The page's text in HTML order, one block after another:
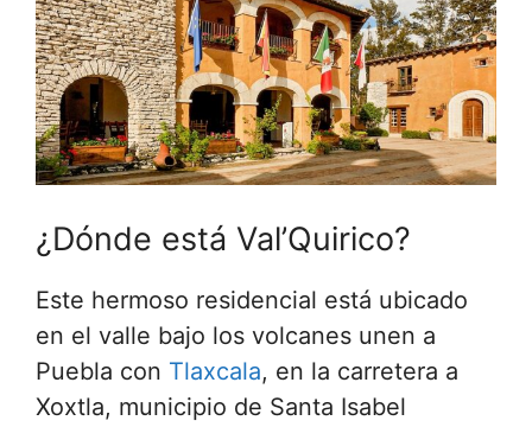
¿Dónde está Val’Quirico?
Este hermoso residencial está ubicado
en el valle bajo los volcanes unen a
Puebla con Tlaxcala, en la carretera a
Xoxtla, municipio de Santa Isabel